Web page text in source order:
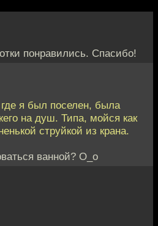
понравились. Спасибо!
я был поселен, была
на душ. Типа, мойся как
струйкой из крана.
ванной? О_о